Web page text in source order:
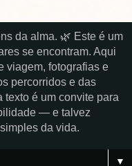
da alma. 🌿 Este é um
se encontram. Aqui
viagem, fotografias e
percorridos e das
texto é um convite para
— e talvez
da vida.
▼